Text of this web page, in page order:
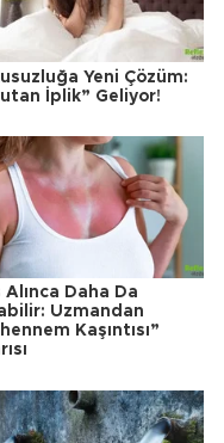
Yeni Çözüm:
İplik” Geliyor!
Alınca Daha Da
Uzmandan
Kaşıntısı”